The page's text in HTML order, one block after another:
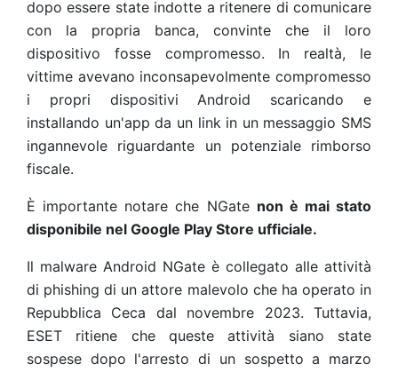
dopo essere state indotte a ritenere di comunicare
con la propria banca, convinte che il loro
dispositivo fosse compromesso. In realtà, le
vittime avevano inconsapevolmente compromesso
i propri dispositivi Android scaricando e
installando un'app da un link in un messaggio SMS
ingannevole riguardante un potenziale rimborso
fiscale.
È importante notare che NGate non è mai stato
disponibile nel Google Play Store ufficiale.
Il malware Android NGate è collegato alle attività
di phishing di un attore malevolo che ha operato in
Repubblica Ceca dal novembre 2023. Tuttavia,
ESET ritiene che queste attività siano state
sospese dopo l'arresto di un sospetto a marzo